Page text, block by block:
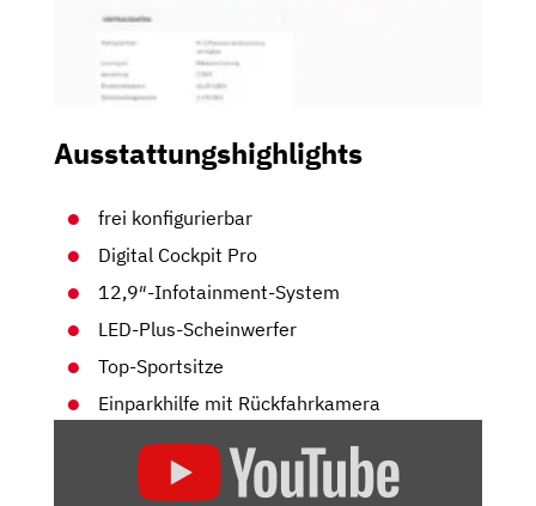
Ausstattungshighlights
frei konfigurierbar
Digital Cockpit Pro
12,9″-Infotainment-System
LED-Plus-Scheinwerfer
Top-Sportsitze
Einparkhilfe mit Rückfahrkamera